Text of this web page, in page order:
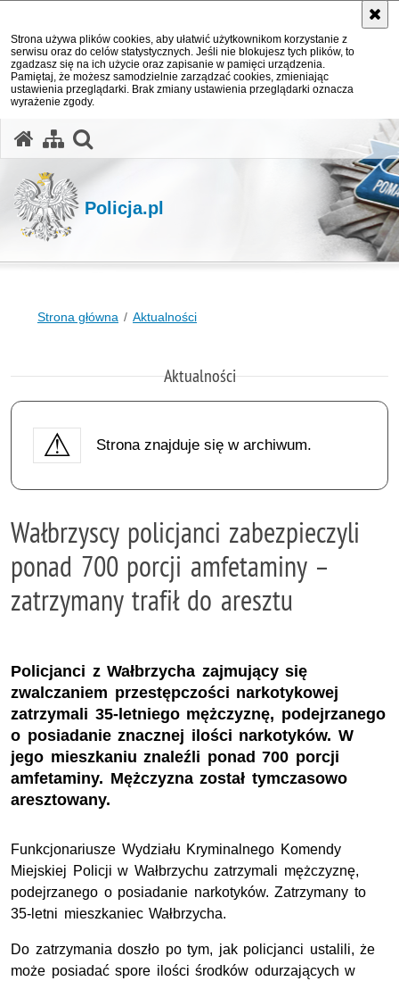
Strona używa plików cookies, aby ułatwić użytkownikom korzystanie z
serwisu oraz do celów statystycznych. Jeśli nie blokujesz tych plików, to
zgadzasz się na ich użycie oraz zapisanie w pamięci urządzenia.
Pamiętaj, że możesz samodzielnie zarządzać cookies, zmieniając
ustawienia przeglądarki. Brak zmiany ustawienia przeglądarki oznacza
wyrażenie zgody.
Policja.pl
Strona główna Aktualności
Aktualności
Strona znajduje się w archiwum.
Wałbrzyscy policjanci zabezpieczyli
ponad 700 porcji amfetaminy –
zatrzymany trafił do aresztu
Policjanci z Wałbrzycha zajmujący się
zwalczaniem przestępczości narkotykowej
zatrzymali 35-letniego mężczyznę, podejrzanego
o posiadanie znacznej ilości narkotyków. W
jego mieszkaniu znaleźli ponad 700 porcji
amfetaminy. Mężczyzna został tymczasowo
aresztowany.
Funkcjonariusze Wydziału Kryminalnego Komendy
Miejskiej Policji w Wałbrzychu zatrzymali mężczyznę,
podejrzanego o posiadanie narkotyków. Zatrzymany to
35-letni mieszkaniec Wałbrzycha.
Do zatrzymania doszło po tym, jak policjanci ustalili, że
może posiadać spore ilości środków odurzających w